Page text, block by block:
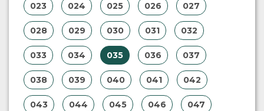
023 024 025 026 027
028 029 030 031 032
033 034 035 036 037
038 039 040 041 042
043 044 045 046 047